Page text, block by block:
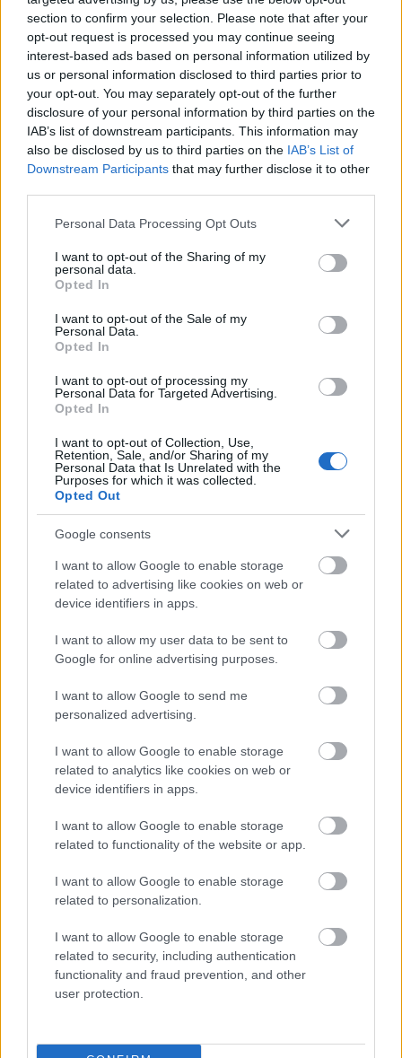
section to confirm your selection. Please note that after your
opt-out request is processed you may continue seeing
interest-based ads based on personal information utilized by
us or personal information disclosed to third parties prior to
your opt-out. You may separately opt-out of the further
disclosure of your personal information by third parties on the
IAB’s list of downstream participants. This information may
also be disclosed by us to third parties on the IAB’s List of
Downstream Participants that may further disclose it to other
Please note that this website/app uses one or more Google
not limited to your visit or usage behaviour. You may click to
grant or deny consent to Google and its third-party tags to
use your data for below specified purposes in below Google
consent section.
Personal Data Processing Opt Outs
I want to opt-out of the Sharing of my
personal data.
Opted In
I want to opt-out of the Sale of my
Personal Data.
Opted In
I want to opt-out of processing my
Personal Data for Targeted Advertising.
Opted In
I want to opt-out of Collection, Use,
Retention, Sale, and/or Sharing of my
Personal Data that Is Unrelated with the
Purposes for which it was collected.
Opted Out
Google consents
I want to allow Google to enable storage
related to advertising like cookies on web or
device identifiers in apps.
I want to allow my user data to be sent to
Google for online advertising purposes.
I want to allow Google to send me
personalized advertising.
I want to allow Google to enable storage
related to analytics like cookies on web or
device identifiers in apps.
I want to allow Google to enable storage
related to functionality of the website or app.
I want to allow Google to enable storage
related to personalization.
I want to allow Google to enable storage
related to security, including authentication
functionality and fraud prevention, and other
user protection.
városházán is szóba került a premier után, mi legyen az előadással. De
lám, nem történt semmi! Pedig egy betiltott Revizor, az lenne a pokoli
siker..." - mondtaBodó Viktor.
Fotó: Sebestyén László
A Szputnyik vezetője az interjúban azt is elárulta,
szívesen hívná meg társulatához
vagyMohácsi Jánostvendégrendezőnek.
"Szükségesnek tartom, hogy ilyen tapasztalatú és
tudású alkotókkal dolgozzon a társulat, de hogy azt
mondhassuk nekik, jövőre dolgozni akarunk veletek,
ahhoz tudni kellene, mi lesz jövőre. De nem tudjuk" -
Bodó Viktora felvetésre elmondta: károsnak
tartjaVidnyánszky Attila
tudja, milyen "pakolni a ládába, és vinni ki a
kocsiba". Ugyanakkor úgy véli, néhány dologban
igaza is lehet. "De abban nincs, hogy ez az egész
szcéna menjen be a kőszínházba! Én azt gondolom,
hogy legyenek kőszínházak, de oda kevesebb pénz
menjen, és ami marad, azt osszuk el másképp, új
rendszerben. A nagy hajók rengeteg pénzt visznek el.
Egy jó pályázati szisztémában úgyis meg lehet
állapítani, hogy amit támogattak, az valami kamu
vagy rendes dolog. (...) Mi nem feltétlenül több pénzt,
csak tervezhetőséget szeretnénk. Az előző
rendszerben legalább garantálták az összeget, amit
szétosztottak. Lehetett tervezni. De most a
függetlenek munkáját" - mutatott ráBodó Viktor